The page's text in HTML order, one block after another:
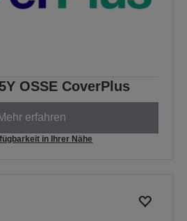
OSSE CoverPlus
Mehr erfahren
in Ihrer Nähe